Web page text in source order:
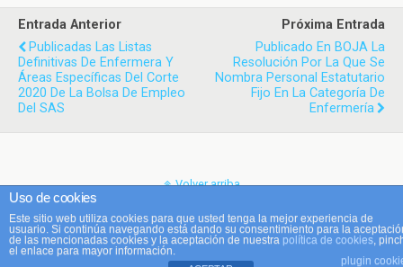
Entrada Anterior
Publicadas Las Listas
Definitivas De Enfermera Y
Áreas Específicas Del Corte
2020 De La Bolsa De Empleo
Del SAS
Próxima Entrada
Publicado En BOJA La
Resolución Por La Que Se
Nombra Personal Estatutario
Fijo En La Categoría De
Enfermería
Volver arriba
Móvil Escritorio
Uso de cookies
Este sitio web utiliza cookies para que usted tenga la mejor experiencia de
usuario. Si continúa navegando está dando su consentimiento para la
de las mencionadas cookies y la aceptación de nuestra política de cookies ,
el enlace para mayor información.
plugin